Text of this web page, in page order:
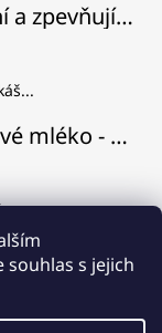
s jejich
PARIS LEAF Hydratační a zpevňující balzám na rty
ILCSI Odličovací pleťové mléko - Višeň a švestka
lékařská